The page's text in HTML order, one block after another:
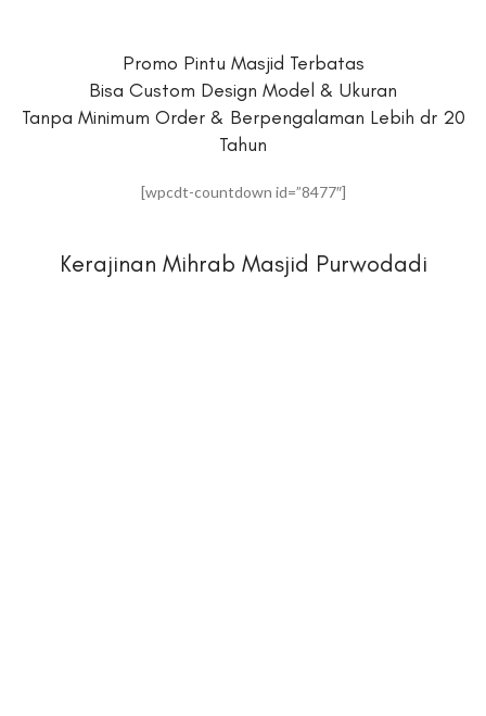
Promo Pintu Masjid Terbatas
Bisa Custom Design Model & Ukuran
Tanpa Minimum Order & Berpengalaman Lebih dr 20
Tahun
[wpcdt-countdown id=”8477″]
Kerajinan Mihrab Masjid Purwodadi